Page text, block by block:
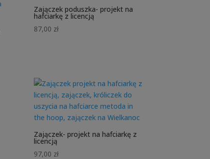
Zajączek poduszka- projekt na
hafciarkę z licencją
87,00 zł
Zajączek- projekt na hafciarkę z
licencją
97,00 zł